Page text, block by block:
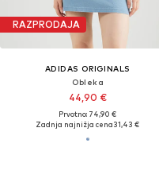
RAZPRODAJA
ADIDAS ORIGINALS
Obleka
44,90 €
Prvotno: 74,90 €
Zadnja najnižja cena31,43 €